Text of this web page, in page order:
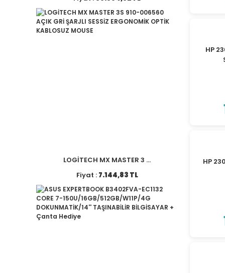
LOGİTECH MX MASTER 3 ...
Fiyat : 7.144,83 TL
HP
HP